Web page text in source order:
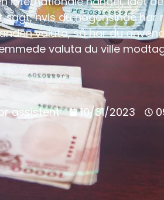
hvis du nogensinde har
valuta, så har du
valuta du ville
assistent 10/31/2023